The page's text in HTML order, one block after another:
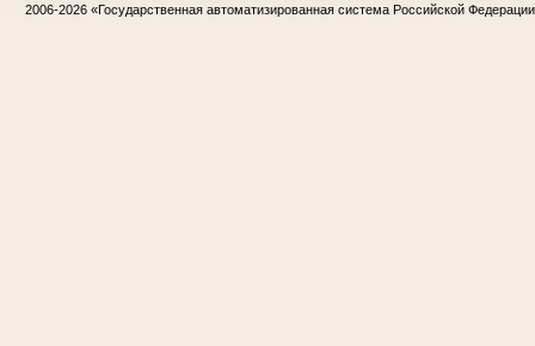
2006-2026 «Государственная автоматизированная система Российской